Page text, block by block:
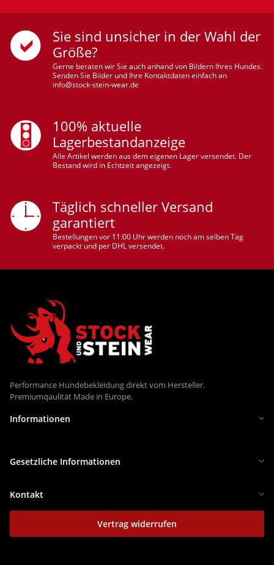
Sie sind unsicher in der Wahl der
Größe?
Gerne beraten wir Sie auch anhand von Bildern Ihres Hundes.
Senden Sie Bilder und Ihre Kontaktdaten einfach an
info@stock-stein-wear.de
100% aktuelle
Lagerbestandanzeige
Alle Artikel werden aus dem eigenen Lager versendet. Der
Bestand wird in Echtzeit angezeigt.
Täglich schneller Versand
garantiert
Bestellungen vor 11:00 Uhr werden noch am selben Tag
verpackt und per DHL versendet.
Performance Hundebekleidung direkt vom Hersteller.
Premiumqaulität Made in Europe.
Informationen
Gesetzliche Informationen
Kontakt
Vertrag widerrufen